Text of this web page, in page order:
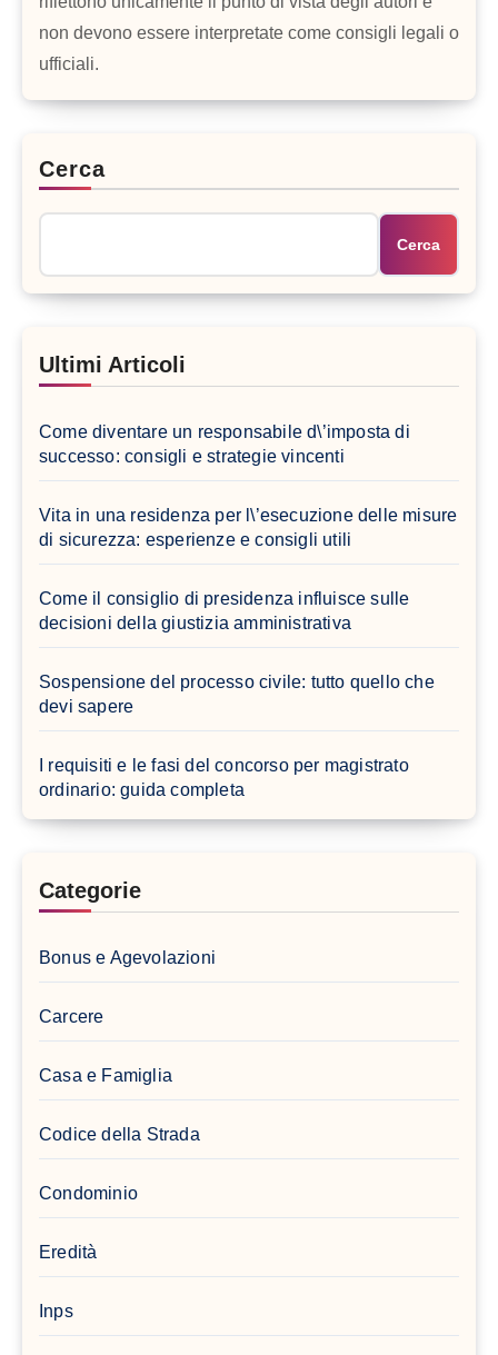
non devono essere interpretate come consigli legali o
ufficiali.
Cerca
Cerca
Ultimi Articoli
Come diventare un responsabile d\’imposta di
successo: consigli e strategie vincenti
Vita in una residenza per l\’esecuzione delle misure
di sicurezza: esperienze e consigli utili
Come il consiglio di presidenza influisce sulle
decisioni della giustizia amministrativa
Sospensione del processo civile: tutto quello che
devi sapere
I requisiti e le fasi del concorso per magistrato
ordinario: guida completa
Categorie
Bonus e Agevolazioni
Carcere
Casa e Famiglia
Codice della Strada
Condominio
Eredità
Inps